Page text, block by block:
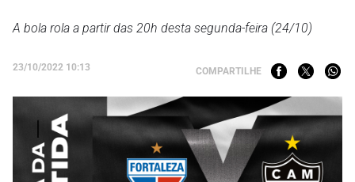
A bola rola a partir das 20h desta segunda-feira (24/10)
23/10/2022 10:13 COMPARTILHE